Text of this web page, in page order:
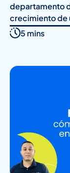
departamento
crecimiento de
5 mins